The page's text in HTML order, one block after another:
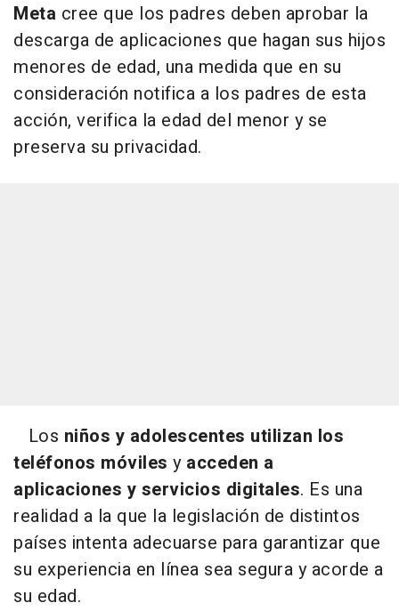
Meta cree que los padres deben aprobar la
descarga de aplicaciones que hagan sus hijos
menores de edad, una medida que en su
consideración notifica a los padres de esta
acción, verifica la edad del menor y se
preserva su privacidad.
Los niños y adolescentes utilizan los
teléfonos móviles y acceden a
aplicaciones y servicios digitales. Es una
realidad a la que la legislación de distintos
países intenta adecuarse para garantizar que
su experiencia en línea sea segura y acorde a
su edad.